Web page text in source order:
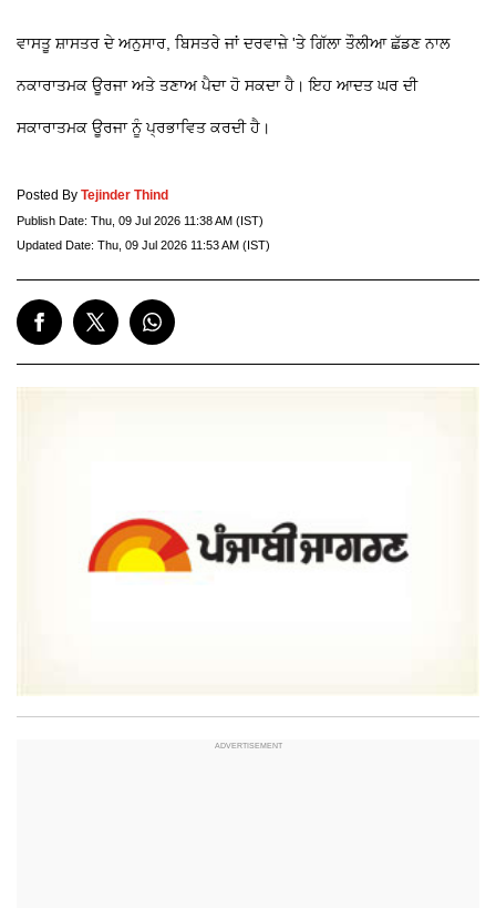
ਵਾਸਤੂ ਸ਼ਾਸਤਰ ਦੇ ਅਨੁਸਾਰ, ਬਿਸਤਰੇ ਜਾਂ ਦਰਵਾਜ਼ੇ 'ਤੇ ਗਿੱਲਾ ਤੌਲੀਆ ਛੱਡਣ ਨਾਲ
ਨਕਾਰਾਤਮਕ ਊਰਜਾ ਅਤੇ ਤਣਾਅ ਪੈਦਾ ਹੋ ਸਕਦਾ ਹੈ। ਇਹ ਆਦਤ ਘਰ ਦੀ
ਸਕਾਰਾਤਮਕ ਊਰਜਾ ਨੂੰ ਪ੍ਰਭਾਵਿਤ ਕਰਦੀ ਹੈ।
Posted By Tejinder Thind
Publish Date: Thu, 09 Jul 2026 11:38 AM (IST)
Updated Date: Thu, 09 Jul 2026 11:53 AM (IST)